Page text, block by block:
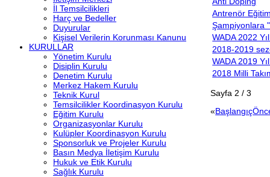
İl Temsilcilikleri
Harç ve Bedeller
Duyurular
Kişisel Verilerin Korunması Kanunu
KURULLAR
Yönetim Kurulu
Disiplin Kurulu
Denetim Kurulu
Merkez Hakem Kurulu
Teknik Kurul
Temsilcilikler Koordinasyon Kurulu
Eğitim Kurulu
Organizasyonlar Kurulu
Kulüpler Koordinasyon Kurulu
Sponsorluk ve Projeler Kurulu
Basın Medya İletişim Kurulu
Hukuk ve Etik Kurulu
Sağlık Kurulu
Antrenör
Şampiyonlara
WADA 2022
2018-2019
WADA 2019
2018 Milli
Sayfa 2 / 3
«Başlangıç